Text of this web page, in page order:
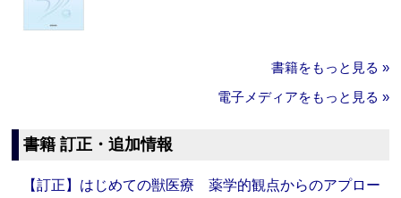
書籍をもっと見る »
電子メディアをもっと見る »
書籍 訂正・追加情報
【訂正】はじめての獣医療 薬学的観点からのアプロー